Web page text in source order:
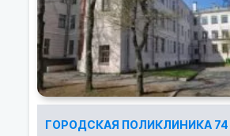
ГОРОДСКАЯ ПОЛИКЛИНИКА 74